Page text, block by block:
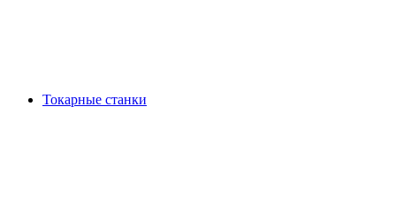
Токарные станки